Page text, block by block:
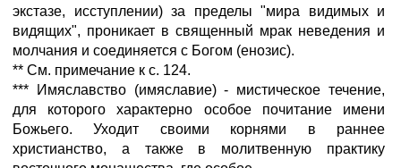
экстазе, исступлении) за пределы "мира видимых и
видящих", проникает в священный мрак неведения и
молчания и соединяется с Богом (енозис).
** См. примечание к с. 124.
*** Имяславство (имяславие) - мистическое течение,
для которого характерно особое почитание имени
Божьего. Уходит своими корнями в раннее
христианство, а также в молитвенную практику